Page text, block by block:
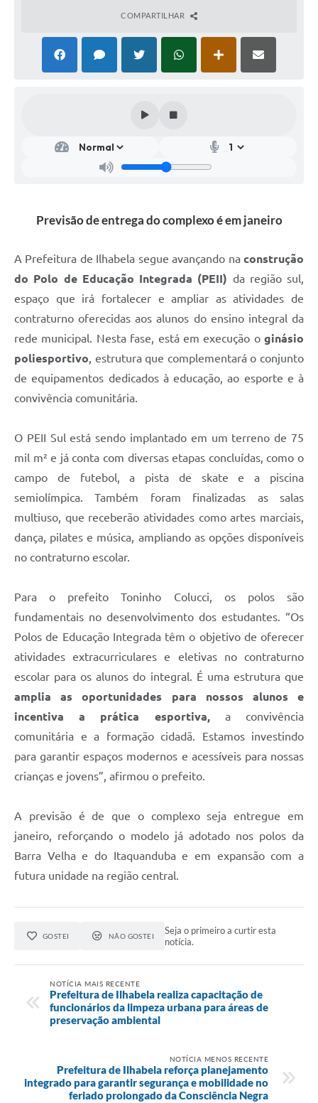
COMPARTILHAR
Previsão de entrega do complexo é em janeiro
A Prefeitura de Ilhabela segue avançando na construção
do Polo de Educação Integrada (PEII) da região sul,
espaço que irá fortalecer e ampliar as atividades de
contraturno oferecidas aos alunos do ensino integral da
rede municipal. Nesta fase, está em execução o ginásio
poliesportivo, estrutura que complementará o conjunto
de equipamentos dedicados à educação, ao esporte e à
convivência comunitária.
O PEII Sul está sendo implantado em um terreno de 75
mil m² e já conta com diversas etapas concluídas, como o
campo de futebol, a pista de skate e a piscina
semiolímpica. Também foram finalizadas as salas
multiuso, que receberão atividades como artes marciais,
dança, pilates e música, ampliando as opções disponíveis
no contraturno escolar.
Para o prefeito Toninho Colucci, os polos são
fundamentais no desenvolvimento dos estudantes. “Os
Polos de Educação Integrada têm o objetivo de oferecer
atividades extracurriculares e eletivas no contraturno
escolar para os alunos do integral. É uma estrutura que
amplia as oportunidades para nossos alunos e
incentiva a prática esportiva,a convivência
comunitária e a formação cidadã. Estamos investindo
para garantir espaços modernos e acessíveis para nossas
crianças e jovens”, afirmou o prefeito.
A previsão é de que o complexo seja entregue em
janeiro, reforçando o modelo já adotado nos polos da
Barra Velha e do Itaquanduba e em expansão com a
futura unidade na região central.
GOSTEI NÃO GOSTEI
Seja o primeiro a curtir esta
notícia.
NOTÍCIA MAIS RECENTE
Prefeitura de Ilhabela realiza capacitação de
funcionários da limpeza urbana para áreas de
preservação ambiental
NOTÍCIA MENOS RECENTE
Prefeitura de Ilhabela reforça planejamento
integrado para garantir segurança e mobilidade no
feriado prolongado da Consciência Negra